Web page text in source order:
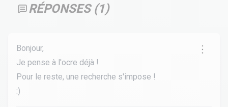
RÉPONSES (1)
Bonjour,
Je pense à l'ocre déjà !
Pour le reste, une recherche s'impose !
:)